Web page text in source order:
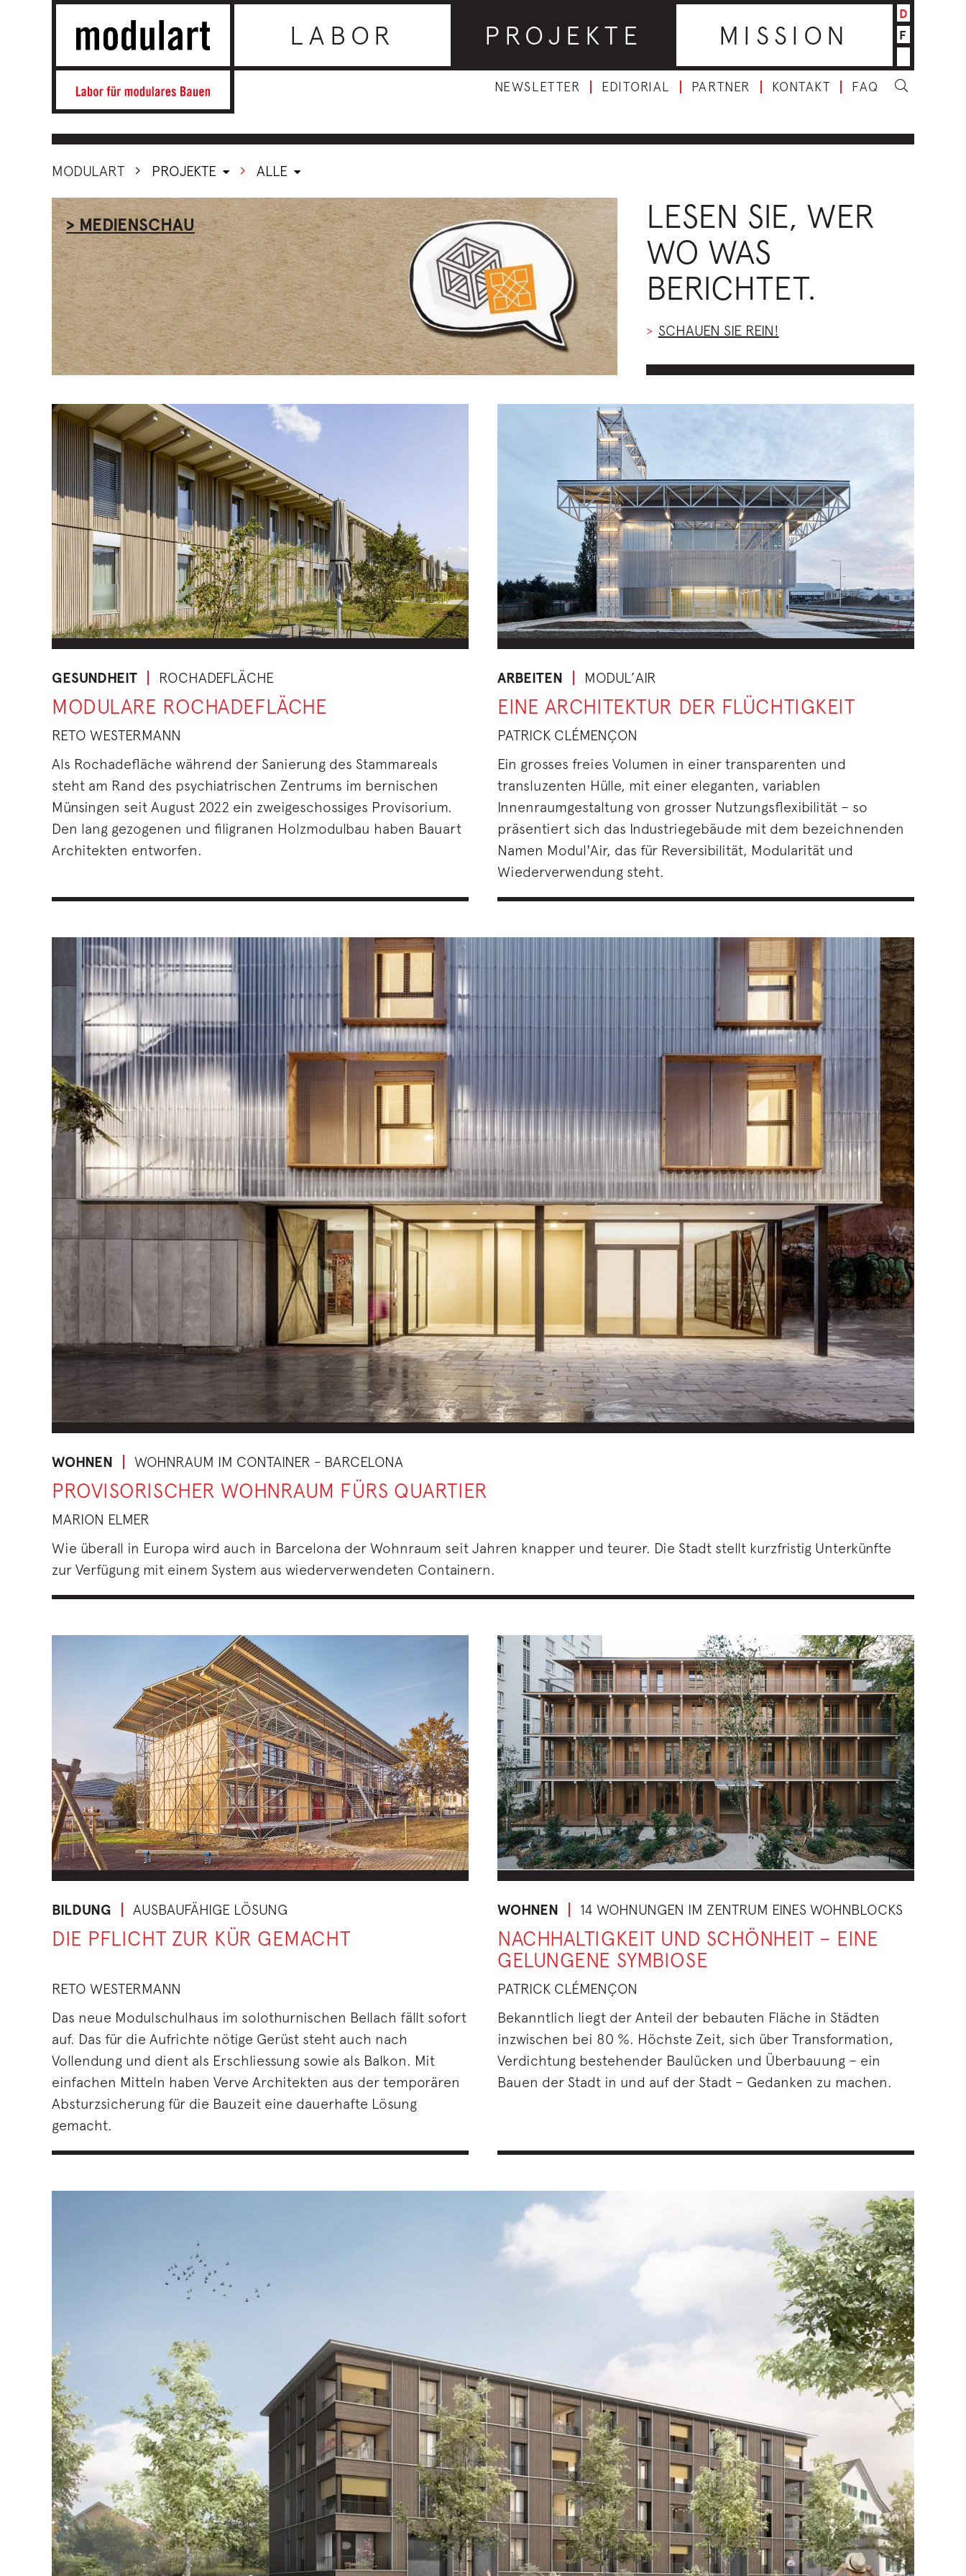
LABOR PROJEKTE MISSION
D
F
NEWSLETTER EDITORIAL PARTNER KONTAKT FAQ
MODULART PROJEKTE ALLE
LESEN SIE, WER
WO WAS
BERICHTET.
SCHAUEN SIE REIN!
> MEDIENSCHAU
GESUNDHEIT ROCHADEFLÄCHE
MODULARE ROCHADEFLÄCHE
RETO WESTERMANN
Als Rochadefläche während der Sanierung des Stammareals
steht am Rand des psychiatrischen Zentrums im bernischen
Münsingen seit August 2022 ein zweigeschossiges Provisorium.
Den lang gezogenen und filigranen Holzmodulbau haben Bauart
Architekten entworfen.
ARBEITEN MODUL’AIR
EINE ARCHITEKTUR DER FLÜCHTIGKEIT
PATRICK CLÉMENÇON
Ein grosses freies Volumen in einer transparenten und
transluzenten Hülle, mit einer eleganten, variablen
Innenraumgestaltung von grosser Nutzungsflexibilität – so
präsentiert sich das Industriegebäude mit dem bezeichnenden
Namen Modul'Air, das für Reversibilität, Modularität und
Wiederverwendung steht.
WOHNEN WOHNRAUM IM CONTAINER - BARCELONA
PROVISORISCHER WOHNRAUM FÜRS QUARTIER
MARION ELMER
Wie überall in Europa wird auch in Barcelona der Wohnraum seit Jahren knapper und teurer. Die Stadt stellt kurzfristig Unterkünfte
zur Verfügung mit einem System aus wiederverwendeten Containern.
BILDUNG AUSBAUFÄHIGE LÖSUNG
DIE PFLICHT ZUR KÜR GEMACHT
RETO WESTERMANN
Das neue Modulschulhaus im solothurnischen Bellach fällt sofort
auf. Das für die Aufrichte nötige Gerüst steht auch nach
Vollendung und dient als Erschliessung sowie als Balkon. Mit
einfachen Mitteln haben Verve Architekten aus der temporären
Absturzsicherung für die Bauzeit eine dauerhafte Lösung
gemacht.
WOHNEN 14 WOHNUNGEN IM ZENTRUM EINES WOHNBLOCKS
NACHHALTIGKEIT UND SCHÖNHEIT – EINE
GELUNGENE SYMBIOSE
PATRICK CLÉMENÇON
Bekanntlich liegt der Anteil der bebauten Fläche in Städten
inzwischen bei 80 %. Höchste Zeit, sich über Transformation,
Verdichtung bestehender Baulücken und Überbauung – ein
Bauen der Stadt in und auf der Stadt – Gedanken zu machen.